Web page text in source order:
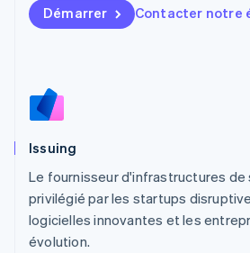
Démarrer Contacter notre
Issuing
Le fournisseur d'infrastructures de
privilégié par les startups
logicielles innovantes et les
évolution.
FrançaisDeutschEnglish
Malaisie
Mexique
Español
English
Nouvelle-Zélande
Pays-Bas
NederlandsEnglish
Pologne